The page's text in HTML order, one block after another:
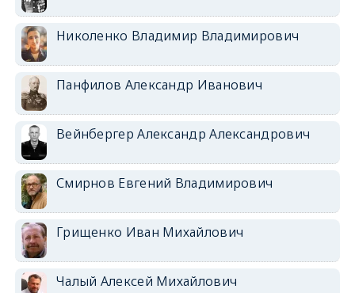
Николенко Владимир Владимирович
Панфилов Александр Иванович
Вейнбергер Александр Александрович
Смирнов Евгений Владимирович
Грищенко Иван Михайлович
Чалый Алексей Михайлович